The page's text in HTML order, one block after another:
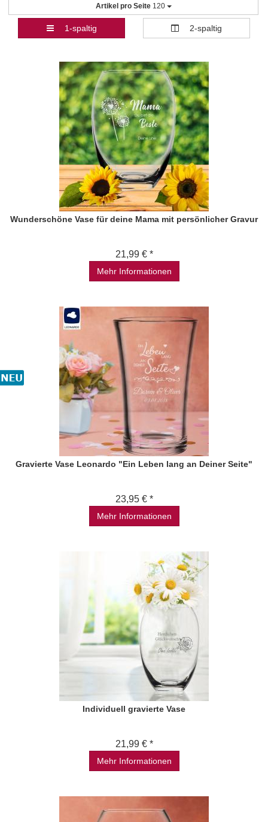
Artikel pro Seite 120
1-spaltig 2-spaltig
Wunderschöne Vase für deine Mama mit persönlicher Gravur
21,99 € *
Mehr Informationen
Gravierte Vase Leonardo "Ein Leben lang an Deiner Seite"
23,95 € *
Mehr Informationen
Individuell gravierte Vase
21,99 € *
Mehr Informationen